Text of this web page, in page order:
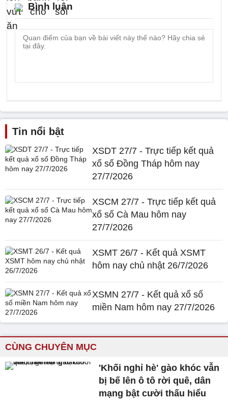
Bình luận
Tin nổi bật
XSDT 27/7 - Trực tiếp kết quả
xổ số Đồng Tháp hôm nay
27/7/2026
XSCM 27/7 - Trực tiếp kết quả
xổ số Cà Mau hôm nay
27/7/2026
XSMT 26/7 - Kết quả XSMT
hôm nay chủ nhật 26/7/2026
XSMN 27/7 - Kết quả xổ số
miền Nam hôm nay 27/7/2026
CÙNG CHUYÊN MỤC
'Khối nghỉ hè' gào khóc vẫn
bị bế lên ô tô rời quê, dân
mạng bật cười thấu hiểu